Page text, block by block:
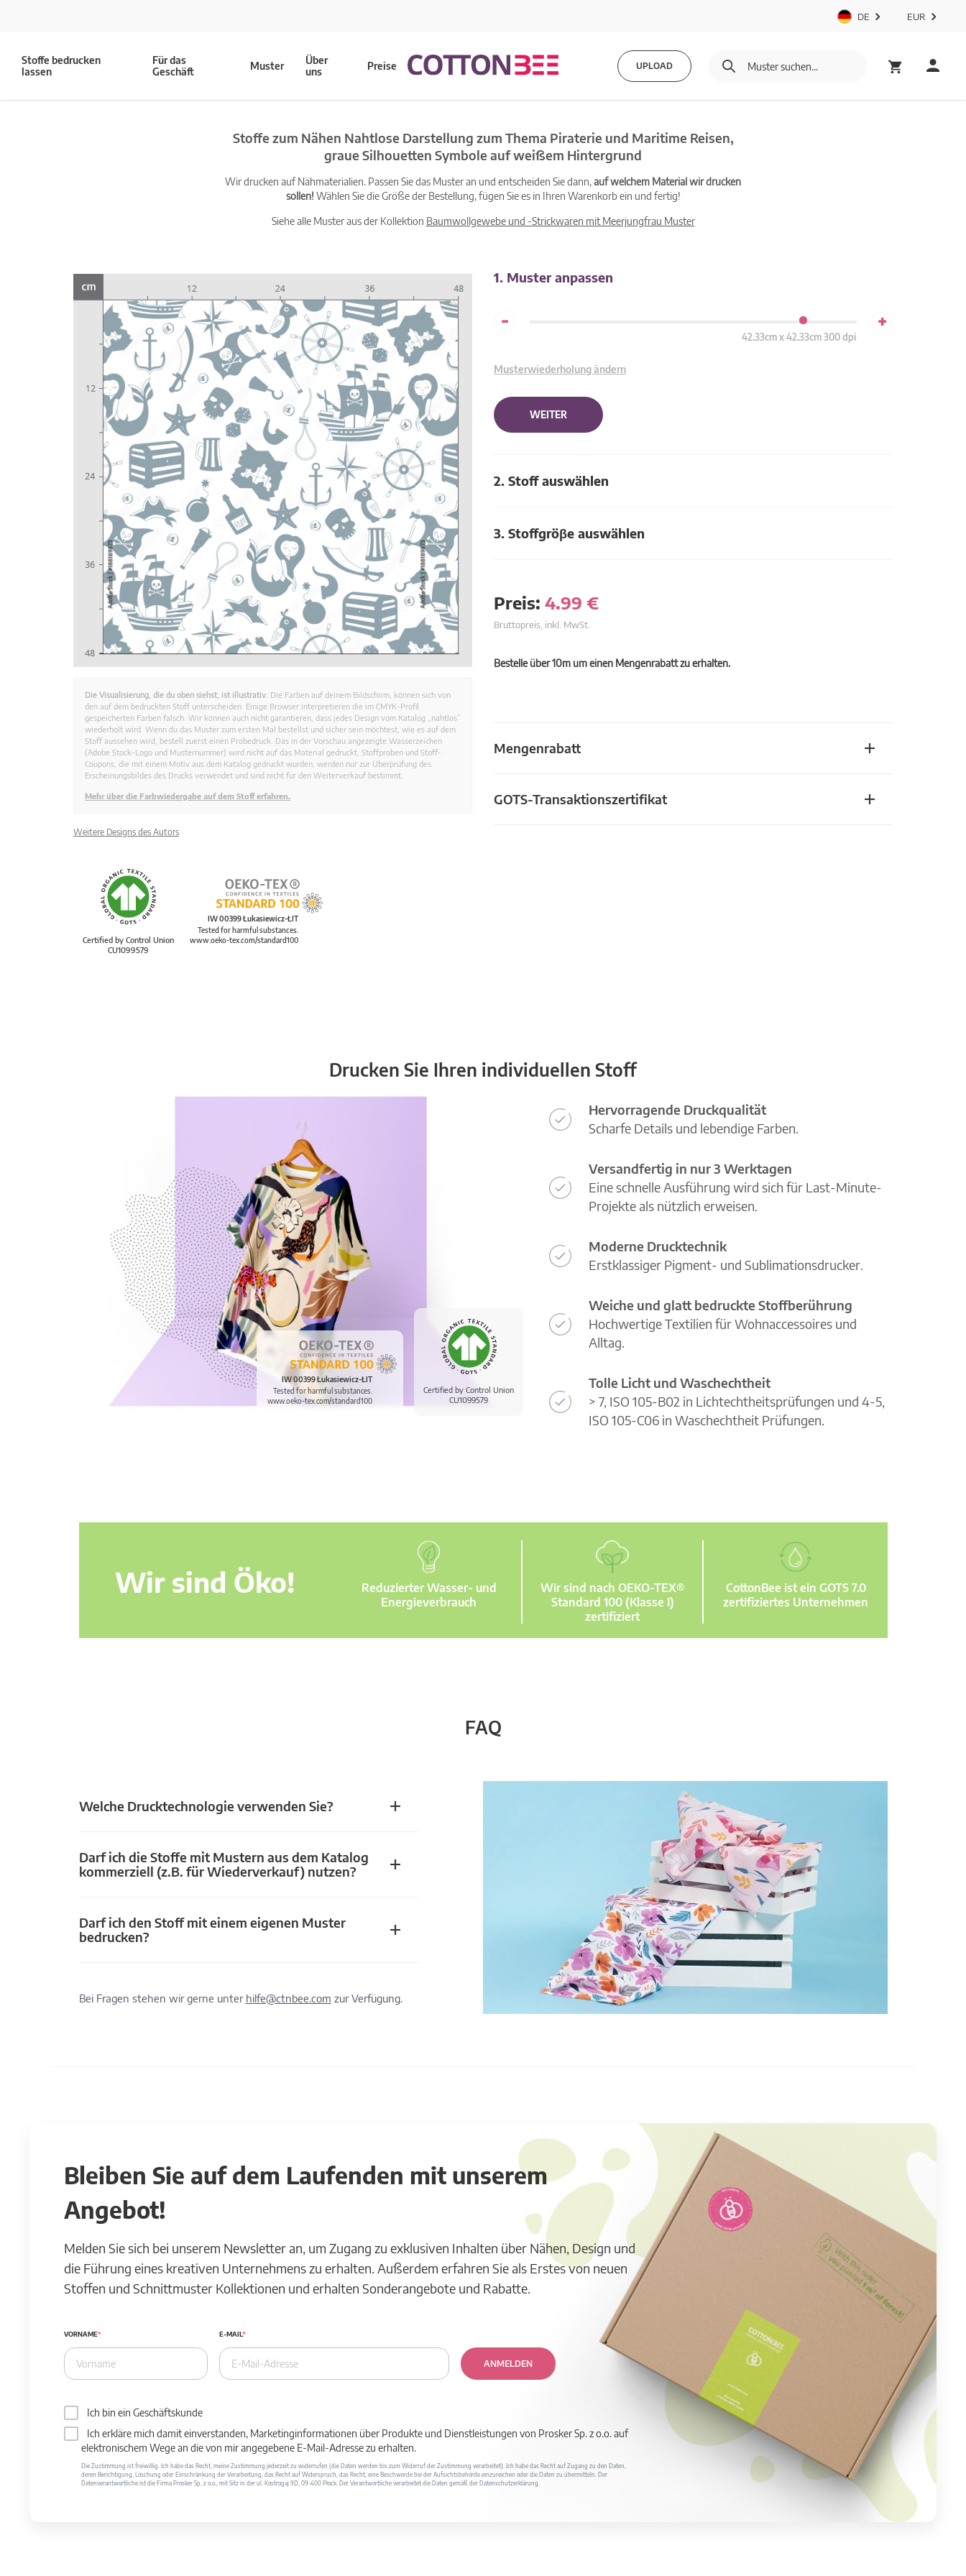
DE EUR
Stoffe bedrucken
lassen
Für das
Geschäft
Muster
Über
uns
Preise UPLOAD
Stoffe zum Nähen Nahtlose Darstellung zum Thema Piraterie und Maritime Reisen,
graue Silhouetten Symbole auf weißem Hintergrund
Wir drucken auf Nähmaterialien. Passen Sie das Muster an und entscheiden Sie dann,auf welchem Material wir drucken
sollen! Wählen Sie die Größe der Bestellung, fügen Sie es in Ihren Warenkorb ein und fertig!
Siehe alle Muster aus der Kollektion Baumwollgewebe und -Strickwaren mit Meerjungfrau Muster
1. Muster anpassen
-
42.33cm x 42.33cm 300 dpi
+
Musterwiederholung ändern
WEITER
2. Stoff auswählen
3. Stoffgröβe auswählen
Preis: 4.99 €
Bruttopreis, inkl. MwSt.
Bestelle über 10m um einen Mengenrabatt zu erhalten.
Mengenrabatt
GOTS-Transaktionszertifikat
Die Visualisierung, die du oben siehst, ist illustrativ. Die Farben auf deinem Bildschirm, können sich von
den auf dem bedruckten Stoff unterscheiden. Einige Browser interpretieren die im CMYK-Profil
gespeicherten Farben falsch. Wir können auch nicht garantieren, dass jedes Design vom Katalog „nahtlos”
wiederholt wird. Wenn du das Muster zum ersten Mal bestellst und sicher sein möchtest, wie es auf dem
Stoff aussehen wird, bestell zuerst einen Probedruck. Das in der Vorschau angezeigte Wasserzeichen
(Adobe Stock-Logo und Musternummer) wird nicht auf das Material gedruckt. Stoffproben und Stoff-
Coupons, die mit einem Motiv aus dem Katalog gedruckt wurden, werden nur zur Überprüfung des
Erscheinungsbildes des Drucks verwendet und sind nicht für den Weiterverkauf bestimmt.
Mehr über die Farbwiedergabe auf dem Stoff erfahren.
Weitere Designs des Autors
Certified by Control Union
CU1099579
IW 00399 Łukasiewicz-ŁIT
Tested for harmful substances.
www.oeko-tex.com/standard100
Drucken Sie Ihren individuellen Stoff
Certified by Control Union
CU1099579
IW 00399 Łukasiewicz-ŁIT
Tested for harmful substances.
www.oeko-tex.com/standard100
Hervorragende Druckqualität
Scharfe Details und lebendige Farben.
Versandfertig in nur 3 Werktagen
Eine schnelle Ausführung wird sich für Last-Minute-
Projekte als nützlich erweisen.
Moderne Drucktechnik
Erstklassiger Pigment- und Sublimationsdrucker.
Weiche und glatt bedruckte Stoffberührung
Hochwertige Textilien für Wohnaccessoires und
Alltag.
Tolle Licht und Waschechtheit
> 7, ISO 105-B02 in Lichtechtheitsprüfungen und 4-5,
ISO 105-C06 in Waschechtheit Prüfungen.
Wir sind Öko!
Reduzierter Wasser- und
Energieverbrauch
Wir sind nach OEKO-TEX®
Standard 100 (Klasse I)
zertifiziert
CottonBee ist ein GOTS 7.0
zertifiziertes Unternehmen
FAQ
Welche Drucktechnologie verwenden Sie?
Darf ich die Stoffe mit Mustern aus dem Katalog
kommerziell (z.B. für Wiederverkauf) nutzen?
Darf ich den Stoff mit einem eigenen Muster
bedrucken?
Bei Fragen stehen wir gerne unter hilfe@ctnbee.com zur Verfügung.
Bleiben Sie auf dem Laufenden mit unserem
Angebot!
Melden Sie sich bei unserem Newsletter an, um Zugang zu exklusiven Inhalten über Nähen, Design und
die Führung eines kreativen Unternehmens zu erhalten. Außerdem erfahren Sie als Erstes von neuen
Stoffen und Schnittmuster Kollektionen und erhalten Sonderangebote und Rabatte.
VORNAME E-MAIL
ANMELDEN
Ich bin ein Geschäftskunde
Ich erkläre mich damit einverstanden, Marketinginformationen über Produkte und Dienstleistungen von Prosker Sp. z o.o. auf
elektronischem Wege an die von mir angegebene E-Mail-Adresse zu erhalten.
Die Zustimmung ist freiwillig. Ich habe das Recht, meine Zustimmung jederzeit zu widerrufen (die Daten werden bis zum Widerruf der Zustimmung verarbeitet). Ich habe das Recht auf Zugang zu den Daten,
deren Berichtigung, Löschung oder Einschränkung der Verarbeitung, das Recht auf Widerspruch, das Recht, eine Beschwerde bei der Aufsichtsbehörde einzureichen oder die Daten zu übermitteln. Der
Datenverantwortliche ist die Firma Prosker Sp. z o.o., mit Sitz in der ul. Kostrogaj 9D, 09-400 Płock. Der Verantwortliche verarbeitet die Daten gemäß der Datenschutzerklärung.